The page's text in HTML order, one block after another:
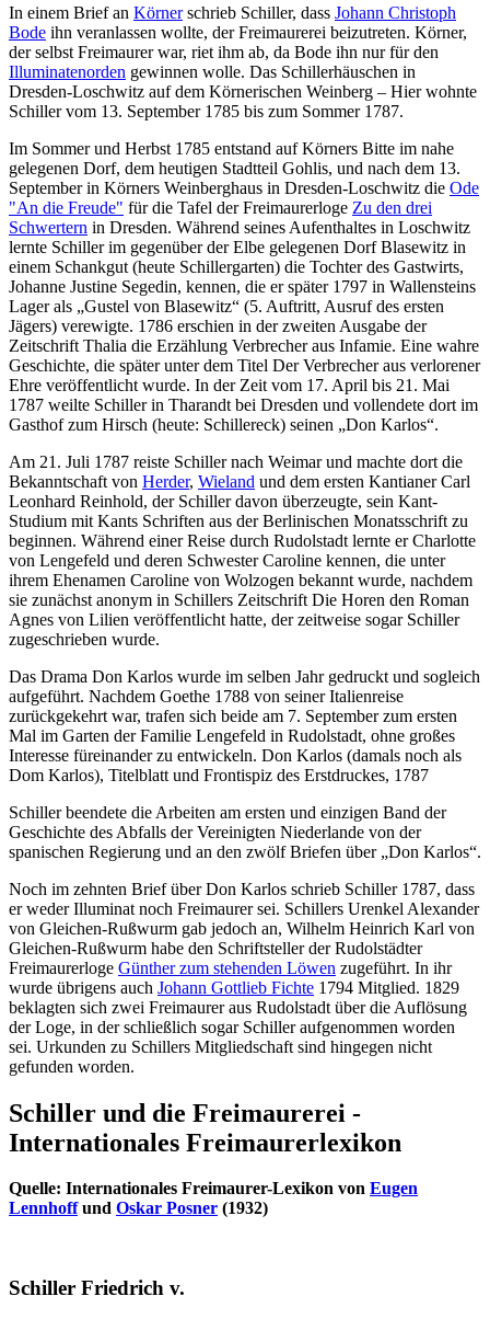
In einem Brief an Körnerschrieb Schiller, dass Johann Christoph
Bode ihn veranlassen wollte, der Freimaurerei beizutreten. Körner,
der selbst Freimaurer war, riet ihm ab, da Bode ihn nur für den
Illuminatenorden gewinnen wolle. Das Schillerhäuschen in
Dresden-Loschwitz auf dem Körnerischen Weinberg – Hier wohnte
Schiller vom 13. September 1785 bis zum Sommer 1787.
Im Sommer und Herbst 1785 entstand auf Körners Bitte im nahe
gelegenen Dorf, dem heutigen Stadtteil Gohlis, und nach dem 13.
September in Körners Weinberghaus in Dresden-Loschwitz die Ode
"An die Freude" für die Tafel der Freimaurerloge Zu den drei
Schwertern in Dresden. Während seines Aufenthaltes in Loschwitz
lernte Schiller im gegenüber der Elbe gelegenen Dorf Blasewitz in
einem Schankgut (heute Schillergarten) die Tochter des Gastwirts,
Johanne Justine Segedin, kennen, die er später 1797 in Wallensteins
Lager als „Gustel von Blasewitz“ (5. Auftritt, Ausruf des ersten
Jägers) verewigte. 1786 erschien in der zweiten Ausgabe der
Zeitschrift Thalia die Erzählung Verbrecher aus Infamie. Eine wahre
Geschichte, die später unter dem Titel Der Verbrecher aus verlorener
Ehre veröffentlicht wurde. In der Zeit vom 17. April bis 21. Mai
1787 weilte Schiller in Tharandt bei Dresden und vollendete dort im
Gasthof zum Hirsch (heute: Schillereck) seinen „Don Karlos“.
Am 21. Juli 1787 reiste Schiller nach Weimar und machte dort die
Bekanntschaft von Herder, Wieland und dem ersten Kantianer Carl
Leonhard Reinhold, der Schiller davon überzeugte, sein Kant-
Studium mit Kants Schriften aus der Berlinischen Monatsschrift zu
beginnen. Während einer Reise durch Rudolstadt lernte er Charlotte
von Lengefeld und deren Schwester Caroline kennen, die unter
ihrem Ehenamen Caroline von Wolzogen bekannt wurde, nachdem
sie zunächst anonym in Schillers Zeitschrift Die Horen den Roman
Agnes von Lilien veröffentlicht hatte, der zeitweise sogar Schiller
zugeschrieben wurde.
Das Drama Don Karlos wurde im selben Jahr gedruckt und sogleich
aufgeführt. Nachdem Goethe 1788 von seiner Italienreise
zurückgekehrt war, trafen sich beide am 7. September zum ersten
Mal im Garten der Familie Lengefeld in Rudolstadt, ohne großes
Interesse füreinander zu entwickeln. Don Karlos (damals noch als
Dom Karlos), Titelblatt und Frontispiz des Erstdruckes, 1787
Schiller beendete die Arbeiten am ersten und einzigen Band der
Geschichte des Abfalls der Vereinigten Niederlande von der
spanischen Regierung und an den zwölf Briefen über „Don Karlos“.
Noch im zehnten Brief über Don Karlos schrieb Schiller 1787, dass
er weder Illuminat noch Freimaurer sei. Schillers Urenkel Alexander
von Gleichen-Rußwurm gab jedoch an, Wilhelm Heinrich Karl von
Gleichen-Rußwurm habe den Schriftsteller der Rudolstädter
Freimaurerloge Günther zum stehenden Löwen zugeführt. In ihr
wurde übrigens auch Johann Gottlieb Fichte 1794 Mitglied. 1829
beklagten sich zwei Freimaurer aus Rudolstadt über die Auflösung
der Loge, in der schließlich sogar Schiller aufgenommen worden
sei. Urkunden zu Schillers Mitgliedschaft sind hingegen nicht
gefunden worden.
Schiller und die Freimaurerei -
Internationales Freimaurerlexikon
Quelle: Internationales Freimaurer-Lexikon von Eugen
Lennhoffund Oskar Posner (1932)
Schiller Friedrich v.